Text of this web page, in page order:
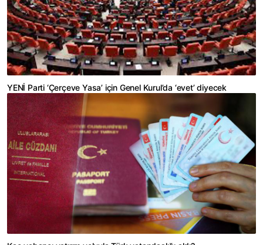
YENİ Parti ‘Çerçeve Yasa’ için Genel Kurul’da ‘evet’ diyecek